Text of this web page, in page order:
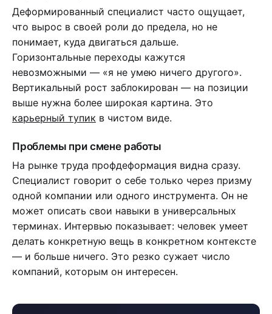
Деформированный специалист часто ощущает,
что вырос в своей роли до предела, но не
понимает, куда двигаться дальше.
Горизонтальные переходы кажутся
невозможными — «я не умею ничего другого».
Вертикальный рост заблокирован — на позиции
выше нужна более широкая картина. Это
карьерный тупик в чистом виде.
Проблемы при смене работы
На рынке труда профдеформация видна сразу.
Специалист говорит о себе только через призму
одной компании или одного инструмента. Он не
может описать свои навыки в универсальных
терминах. Интервью показывает: человек умеет
делать конкретную вещь в конкретном контексте
— и больше ничего. Это резко сужает число
компаний, которым он интересен.